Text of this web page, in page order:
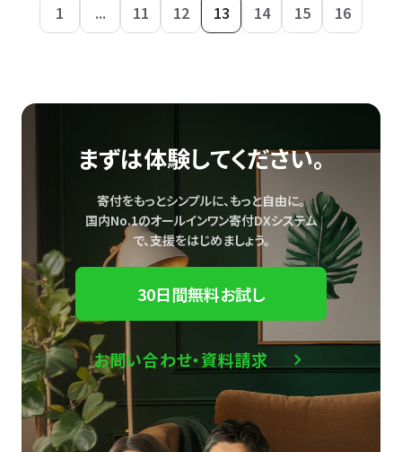
1 ... 11 12 13 14 15 16
まずは体験してください。
寄付をもっとシンプルに、もっと自由に。
国内No.1のオールインワン寄付DXシステム
で、支援をはじめましょう。
30日間無料お試し
お問い合わせ・資料請求